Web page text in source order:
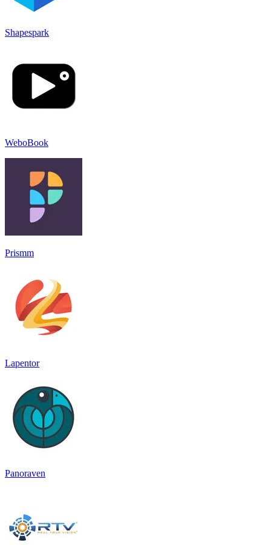
Shapespark
WeboBook
Prismm
Lapentor
Panoraven